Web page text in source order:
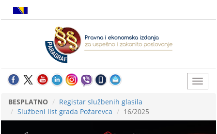
BESPLATNO
Registar službenih glasila
Službeni list grada Požarevca
16/2025